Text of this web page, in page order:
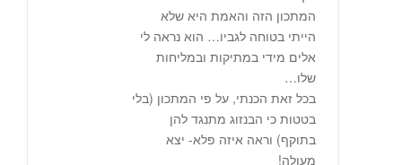
המתכון הזה והאמת היא שלא
הייתי בטוחה לגביו… הוא נראה לי
אלים מידי במתיקות ובמליחות
שלו…
בכל זאת הכנתי, על פי המתכון (בלי
בטטות כי הבנזוג מתנגד להן
בתוקף) וראה איזה פלא- יצא
מעולה!